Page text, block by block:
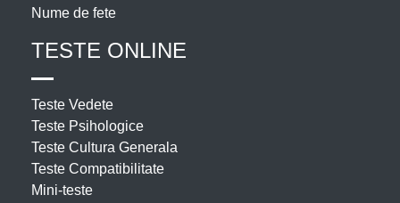
Nume de fete
TESTE ONLINE
Teste Vedete
Teste Psihologice
Teste Cultura Generala
Teste Compatibilitate
Mini-teste